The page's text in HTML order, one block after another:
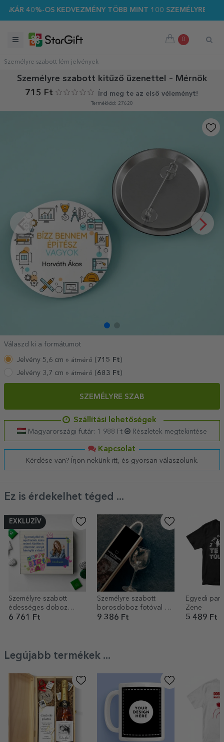
40%-OS KEDVEZMÉNY TÖBB MINT 100 SZEMÉLYRE
0
Személyre szabott fém jelvények
Személyre szabott kitűző üzenettel – Mérnök
715 Ft
Írd meg te az első véleményt!
Termékkód: 27628
Válaszd ki a formátumot
Jelvény 5,6 cm » átmérő ( 715 Ft )
Jelvény 3,7 cm » átmérő (683 Ft)
SZEMÉLYRE SZAB
Szállítási lehetőségek
Magyarországi futár: 1 988 Ft Részletek megtekintése
Kapcsolat
Kérdése van? Írjon nekünk itt, és gyorsan válaszolunk.
Ez is érdekelhet téged ...
EXKLUZÍV
Személyre szabott
édességes doboz
fotóval és üzenettel –
6 761 Ft
Személyre szabott
borosdoboz fotóval és
szöveggel – Szeretlek
9 386 Ft
Egyedi
Zene
5 489 Ft
Legújabb termékek ...